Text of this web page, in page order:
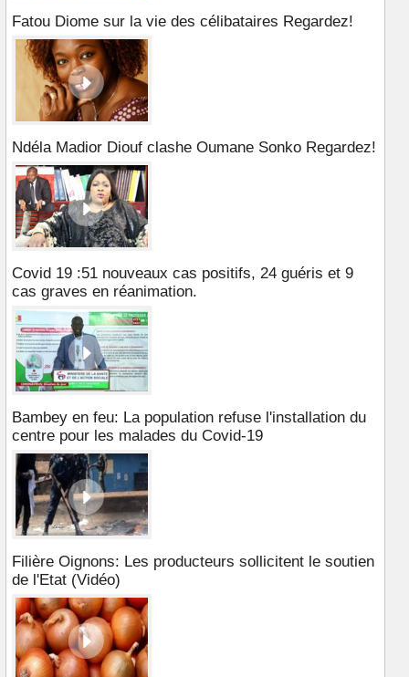
Fatou Diome sur la vie des célibataires Regardez!
Ndéla Madior Diouf clashe Oumane Sonko Regardez!
Covid 19 :51 nouveaux cas positifs, 24 guéris et 9
cas graves en réanimation.
Bambey en feu: La population refuse l'installation du
centre pour les malades du Covid-19
Filière Oignons: Les producteurs sollicitent le soutien
de l'Etat (Vidéo)